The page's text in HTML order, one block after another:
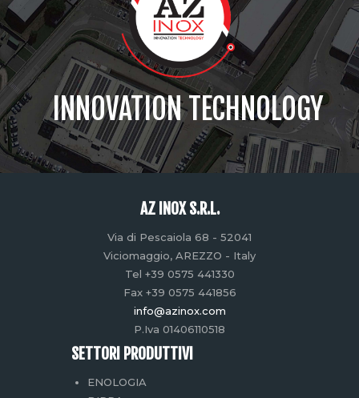
INNOVATION TECHNOLOGY
AZ INOX S.R.L.
Via di Pescaiola 68 - 52041
Viciomaggio, AREZZO - Italy
Tel +39 0575 441330
Fax +39 0575 441856
info@azinox.com
P.Iva 01406110518
SETTORI PRODUTTIVI
ENOLOGIA